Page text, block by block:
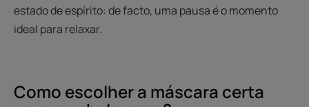
estado de espírito: de facto, uma pausa é o momento
ideal para relaxar.
Como escolher a máscara certa